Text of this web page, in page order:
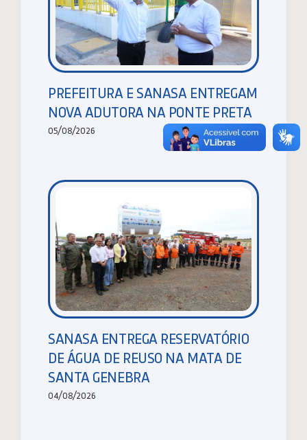
PREFEITURA E SANASA ENTREGAM
NOVA ADUTORA NA PONTE PRETA
05/08/2026
SANASA ENTREGA RESERVATÓRIO
DE ÁGUA DE REUSO NA MATA DE
SANTA GENEBRA
04/08/2026